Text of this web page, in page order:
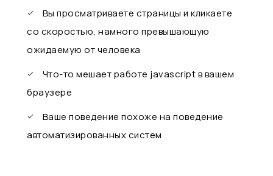
Вы просматриваете страницы и кликаете
со скоростью, намного превышающую
ожидаемую от человека
Что-то мешает работе javascript в вашем
браузере
Ваше поведение похоже на поведение
автоматизированных систем